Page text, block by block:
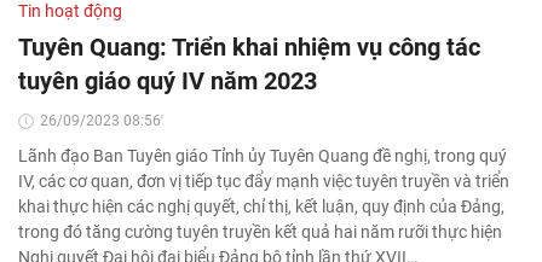
Tin hoạt động
Tuyên Quang: Triển khai nhiệm vụ công tác
tuyên giáo quý IV năm 2023
26/09/2023 08:56'
Lãnh đạo Ban Tuyên giáo Tỉnh ủy Tuyên Quang đề nghị, trong quý
IV, các cơ quan, đơn vị tiếp tục đẩy mạnh việc tuyên truyền và triển
khai thực hiện các nghị quyết, chỉ thị, kết luận, quy định của Đảng,
trong đó tăng cường tuyên truyền kết quả hai năm rưỡi thực hiện
Nghị quyết Đại hội đại biểu Đảng bộ tỉnh lần thứ XVII…